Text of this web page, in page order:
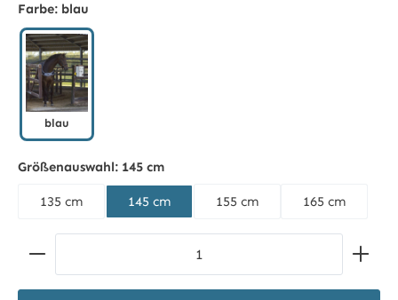
Farbe: blau
blau
Größenauswahl: 145 cm
135 cm 145 cm 155 cm 165 cm
Produkt Anzahl: Gib den gewünschten Wert ein